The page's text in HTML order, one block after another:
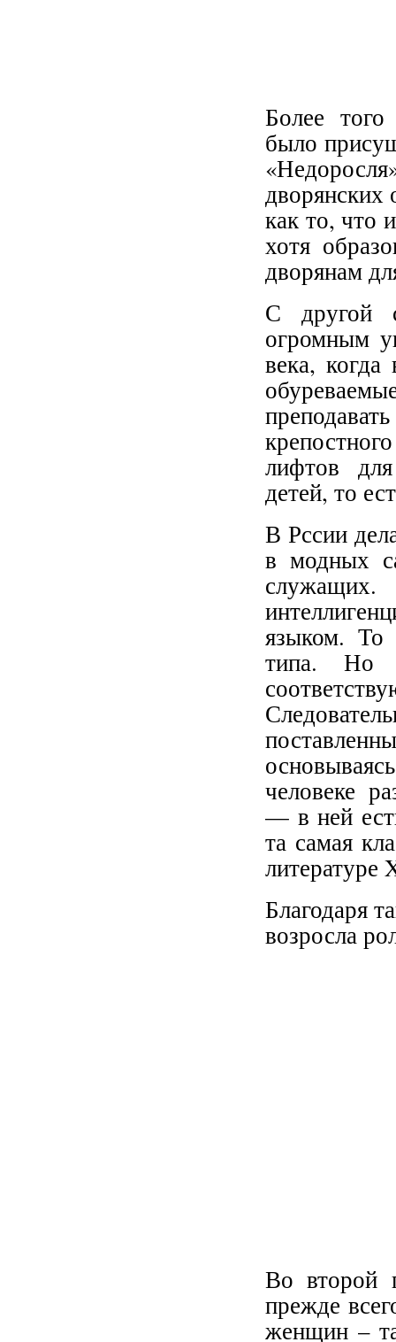
Более
было
как то, что
хотя
дворянам
С другой
огромным
века,
лифтов
детей, то
В Рссии
в модных
языком. То
типа. Но
человеке
— в ней
та самая
литературе
Благодаря
возросла
Во второй
прежде
женщин –